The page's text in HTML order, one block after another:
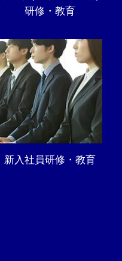
研修・教育
新入社員研修・教育